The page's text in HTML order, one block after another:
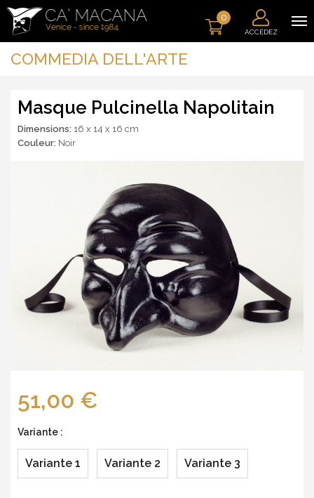
0
ACCÉDEZ
COMMEDIA DELL'ARTE
Masque Pulcinella Napolitain
Dimensions: 16 x 14 x 16 cm
Couleur: Noir
51,00 €
Variante :
Variante 1 Variante 2 Variante 3